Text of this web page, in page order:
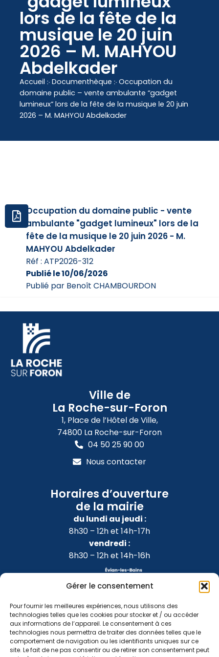
Gérer le consentement
Pour fournir les meilleures expériences, nous utilisons des
technologies telles que les cookies pour stocker et / ou accéder
aux informations de l’appareil. Le consentement à ces
technologies nous permettra de traiter des données telles que le
comportement de navigation ou les identifiants uniques sur ce
site. Le fait de ne pas consentir ou de retirer son consentement peut
principallors de la fête de la
musique le 20 juin
2026 – M. MAHYOU
Abdelkader
Accueil ჻ Documenthèque ჻ Occupation du
domaine public – vente ambulante “gadget
lumineux” lors de la fête de la musique le 20 juin
2026 – M. MAHYOU Abdelkader
Occupation du domaine public - vente
ambulante "gadget lumineux" lors de la
fête de la musique le 20 juin 2026 - M.
MAHYOU Abdelkader
Réf : ATP2026-312
Publié le 10/06/2026
Publié par Benoît CHAMBOURDON
Ville de
La Roche-sur-Foron
1, Place de l’Hôtel de Ville,
74800 La Roche-sur-Foron
04 50 25 90 00
Nous contacter
Horaires d’ouverture
de la mairie
du lundi au jeudi :
8h30 – 12h et 14h-17h
vendredi :
8h30 – 12h et 14h-16h